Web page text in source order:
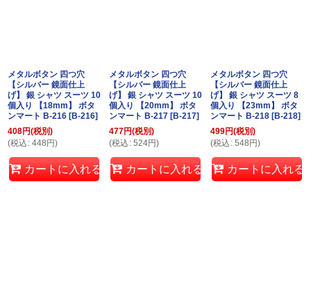
メタルボタン 四つ穴
【シルバー 鏡面仕上
げ】 銀 シャツ スーツ 10
個入り 【18mm】 ボタ
ンマート B-216 [B-216]
408円(税別)
(税込 : 448 円)
カートに入れる
メタルボタン 四つ穴
【シルバー 鏡面仕上
げ】 銀 シャツ スーツ 10
個入り 【20mm】 ボタ
ンマート B-217 [B-217]
477円(税別)
(税込 : 524円)
カートに入れる
メタルボタン 四つ穴
【シルバー 鏡面仕上
げ】 銀 シャツ スーツ 8
個入り 【23mm】 ボタ
ンマート B-218 [B-218]
499円(税別)
(税込 : 548 円)
カートに入れる